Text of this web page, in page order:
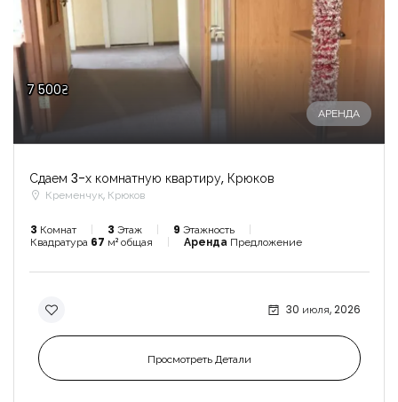
7 500₴
АРЕНДА
Сдаем 3-х комнатную квартиру, Крюков
Кременчук, Крюков
3 Комнат 3 Этаж 9 Этажность
Квадратура 67 м² общая Аренда Предложение
30 июля, 2026
Просмотреть Детали